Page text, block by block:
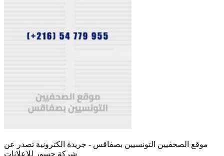
موقع الصحفيين التونسيين بصفاقس - جريدة الكترونية تصدر عن
شركة جسور للإعلانات